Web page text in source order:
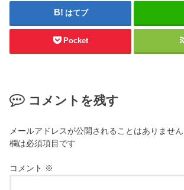
はてブ
Pocket
コメントを残す
メールアドレスが公開されることはありません
欄は必須項目です
コメント ※